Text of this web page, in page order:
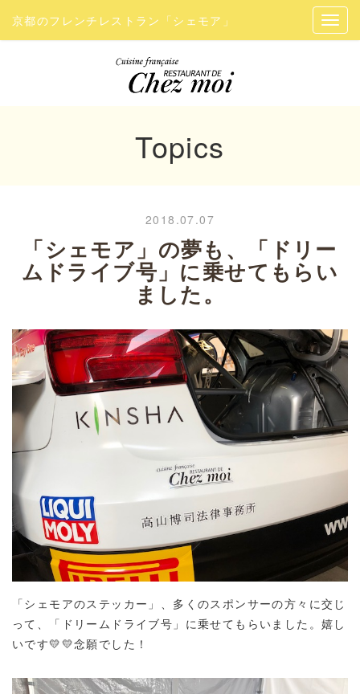
京都のフレンチレストラン「シェモア」
Topics
2018.07.07
「シェモア」の夢も、「ドリー
ムドライブ号」に乗せてもらい
ました。
「シェモアのステッカー」、多くのスポンサーの方々に交じ
って、「ドリームドライブ号」に乗せてもらいました。嬉し
いです💛💛念願でした！